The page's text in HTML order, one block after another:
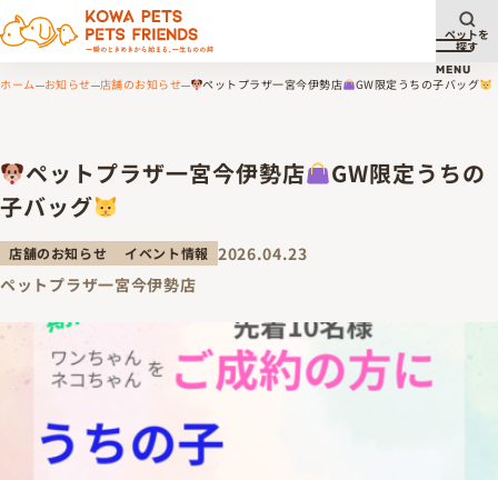
メニ
MENU
ペットを
探す
ホーム お知らせ 店舗のお知らせ ペットプラザ一宮今伊勢店 GW限定うちの子バッグ
ペットプラザ一宮今伊勢店
GW限定うちの
子バッグ
店舗のお知らせ イベント情報 2026.04.23
ペットプラザ一宮今伊勢店